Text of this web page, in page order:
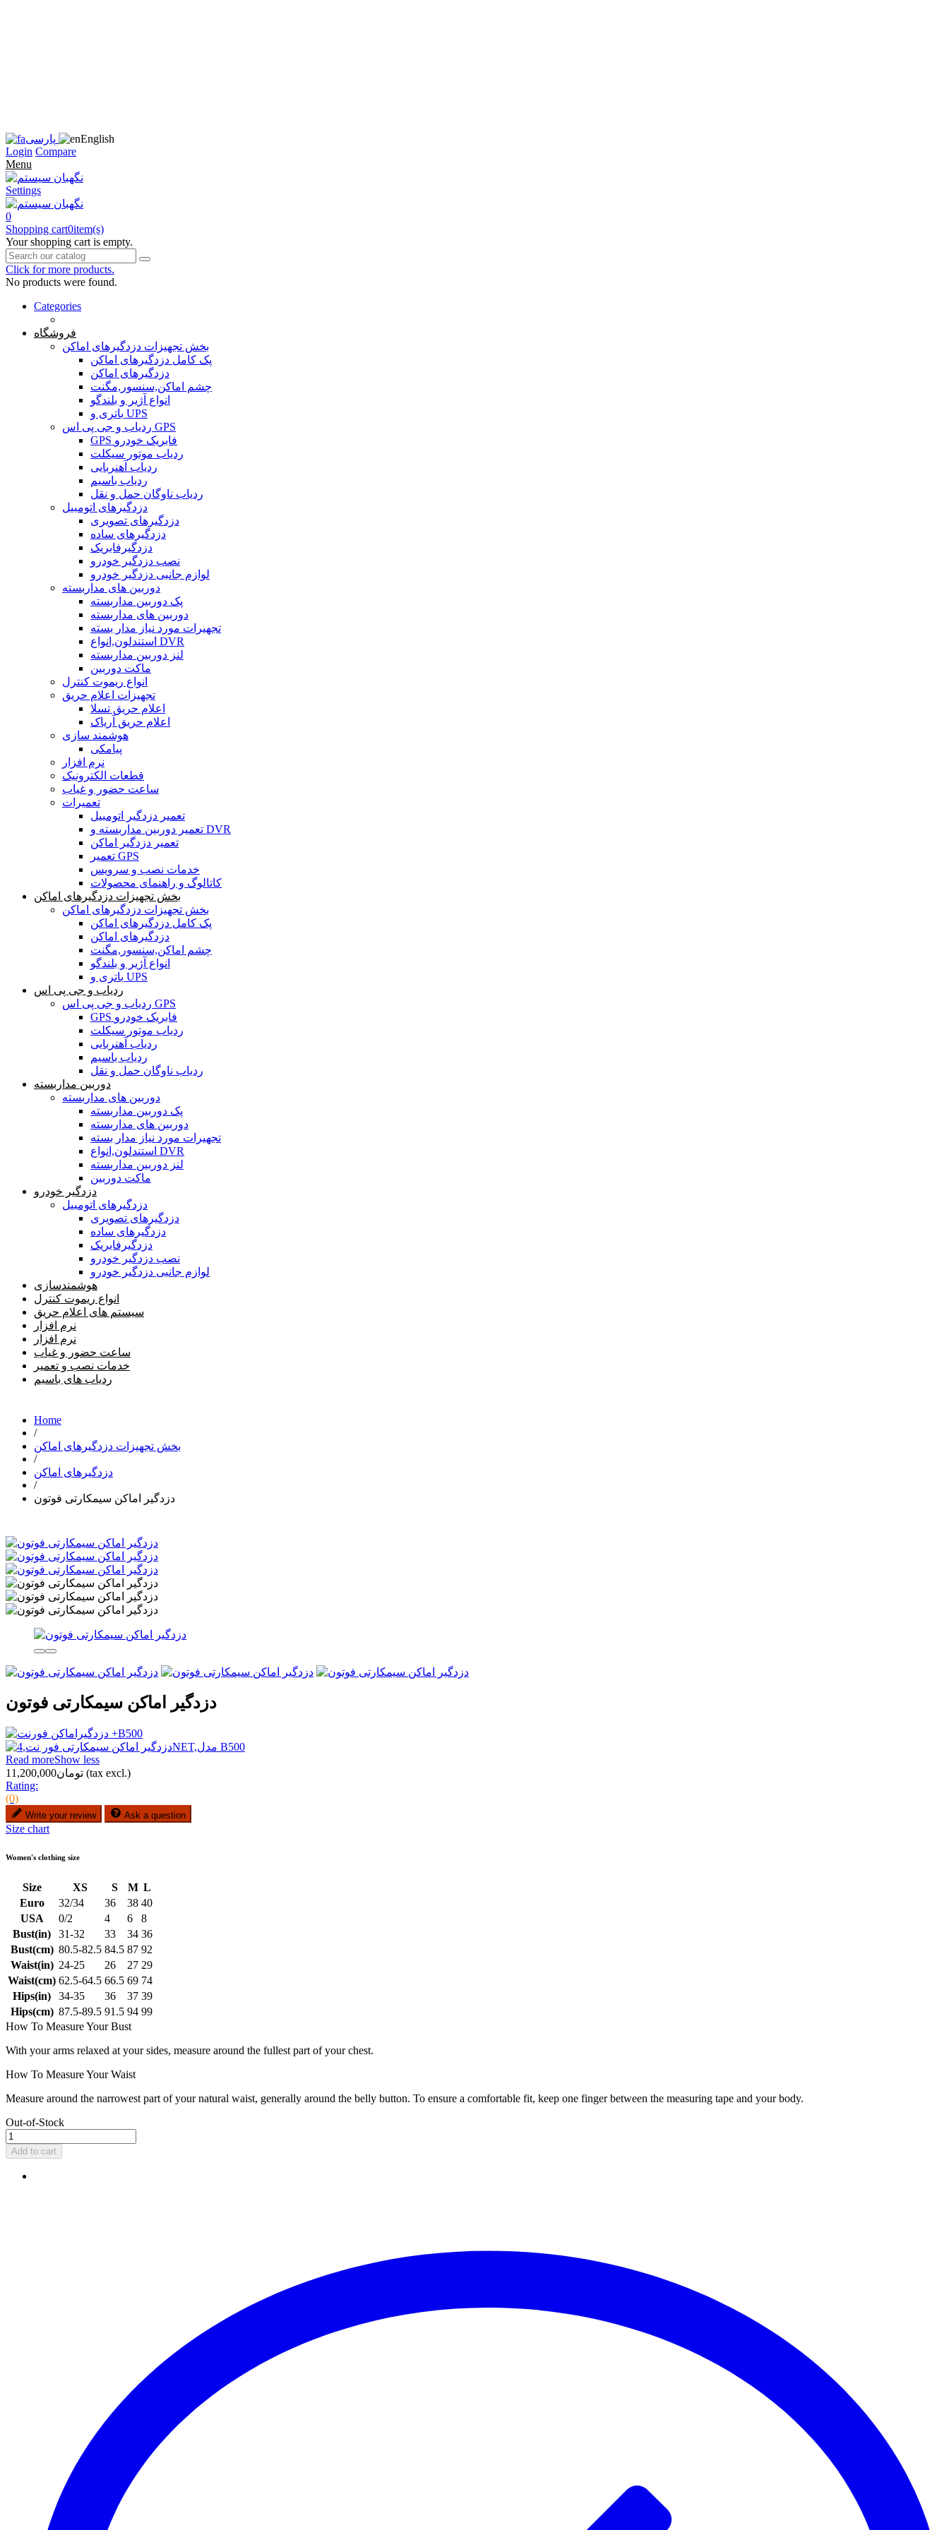
پارسی
English
Login Compare
Menu
Settings
0
Shopping cart0item(s)
Your shopping cart is empty.
Click for more products.
No products were found.
Categories
فروشگاه
بخش تجهیزات دزدگیرهای اماکن
پک کامل دزدگیرهای اماکن
دزدگیرهای اماکن
چشم اماکن,سنسور,مگنت
انواع آژیر و بلندگو
باتری و UPS
ردیاب و جی پی اس GPS
GPS فابریک خودرو
ردیاب موتور سیکلت
ردیاب آهنربایی
ردیاب باسیم
ردیاب ناوگان حمل و نقل
دزدگیرهای اتومبیل
دزدگیرهای تصویری
دزدگیرهای ساده
دزدگیرفابریک
نصب دزدگیر خودرو
لوازم جانبی دزدگیر خودرو
دوربین های مداربسته
پک دوربین مداربسته
دوربین های مداربسته
تجهیرات مورد نیاز مدار بسته
استندلون,انواع DVR
لنز دوربین مداربسته
ماکت دوربین
انواع ریموت کنترل
تجهیزات اعلام حریق
اعلام حریق تسلا
اعلام حریق آریاک
هوشمند سازی
پیامکی
نرم افزار
قطعات الکترونیک
ساعت حضور و غیاب
تعمیرات
تعمیر دزدگیر اتومبیل
تعمیر دوربین مداربسته و DVR
تعمیر دزدگیر اماکن
تعمیر GPS
خدمات نصب و سرویس
کاتالوگ و راهنمای محصولات
بخش تجهیزات دزدگیرهای اماکن
بخش تجهیزات دزدگیرهای اماکن
پک کامل دزدگیرهای اماکن
دزدگیرهای اماکن
چشم اماکن,سنسور,مگنت
انواع آژیر و بلندگو
باتری و UPS
ردیاب و جی پی اس
ردیاب و جی پی اس GPS
GPS فابریک خودرو
ردیاب موتور سیکلت
ردیاب آهنربایی
ردیاب باسیم
ردیاب ناوگان حمل و نقل
دوربین مداربسته
دوربین های مداربسته
پک دوربین مداربسته
دوربین های مداربسته
تجهیرات مورد نیاز مدار بسته
استندلون,انواع DVR
لنز دوربین مداربسته
ماکت دوربین
دزدگیر خودرو
دزدگیرهای اتومبیل
دزدگیرهای تصویری
دزدگیرهای ساده
دزدگیرفابریک
نصب دزدگیر خودرو
لوازم جانبی دزدگیر خودرو
هوشمندسازی
انواع ریموت کنترل
سیستم های اعلام حریق
نرم افزار
نرم افزار
ساعت حضور و غیاب
خدمات نصب و تعمیر
ردیاب های باسیم
Home
/
بخش تجهیزات دزدگیرهای اماکن
/
دزدگیرهای اماکن
/
دزدگیر اماکن سیمکارتی فوتون
دزدگیر اماکن سیمکارتی فوتون
Read moreShow less
تومان11,200,000 (tax excl.)
Rating:
(0)
Write your review Ask a question
Size chart
Women's clothing size
Size XS S M L
Euro
32/34 36 38 40
USA
0/2 4 6
8
Bust(in)
31-32 33 34 36
Bust(cm) 80.5-82.5 84.5 87 92
Waist(in) 24-25 26 27 29
Waist(cm) 62.5-64.5 66.5 69 74
Hips(in)
34-35 36 37 39
Hips(cm) 87.5-89.5 91.5 94 99
How To Measure Your Bust
With your arms relaxed at your sides, measure around the fullest part of your chest.
How To Measure Your Waist
Measure around the narrowest part of your natural waist, generally around the belly button. To ensure a comfortable fit, keep one finger between the measuring tape and your body.
Out-of-Stock
Add to cart